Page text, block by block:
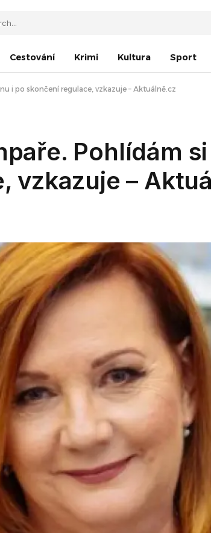
Cestování Krimi Kultura Sport
i po skončení regulace, vzkazuje – Aktuálně.cz
Pohlídám
vzkazuje –